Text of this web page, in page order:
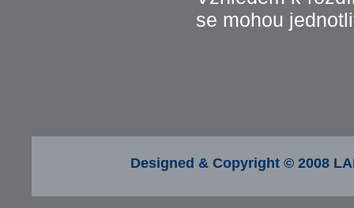
se mohou
Designed & Copyright © 2008